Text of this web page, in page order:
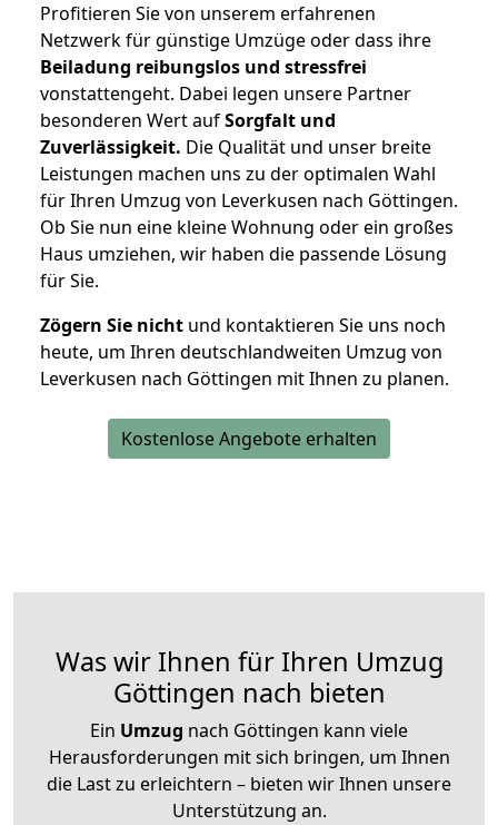
Profitieren Sie von unserem erfahrenen
Netzwerk für günstige Umzüge oder dass ihre
Beiladung reibungslos und stressfrei
vonstattengeht. Dabei legen unsere Partner
besonderen Wert aufSorgfalt und
Zuverlässigkeit. Die Qualität und unser breite
Leistungen machen uns zu der optimalen Wahl
für Ihren Umzug von Leverkusen nach Göttingen.
Ob Sie nun eine kleine Wohnung oder ein großes
Haus umziehen, wir haben die passende Lösung
für Sie.
Zögern Sie nicht und kontaktieren Sie uns noch
heute, um Ihren deutschlandweiten Umzug von
Leverkusen nach Göttingen mit Ihnen zu planen.
Kostenlose Angebote erhalten
Was wir Ihnen für Ihren Umzug
Göttingen nach bieten
Ein Umzug nach Göttingen kann viele
Herausforderungen mit sich bringen, um Ihnen
die Last zu erleichtern – bieten wir Ihnen unsere
Unterstützung an.